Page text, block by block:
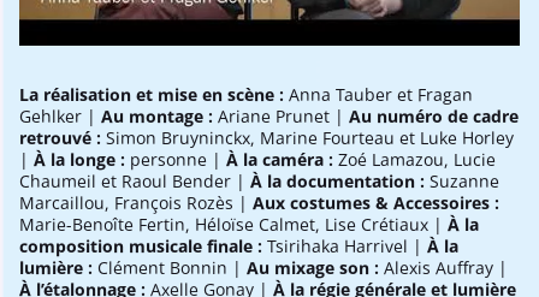
La réalisation et mise en scène : Anna Tauber et Fragan
Gehlker | Au montage : Ariane Prunet | Au numéro de cadre
retrouvé : Simon Bruyninckx, Marine Fourteau et Luke Horley
| À la longe : personne | À la caméra : Zoé Lamazou, Lucie
Chaumeil et Raoul Bender | À la documentation : Suzanne
Marcaillou, François Rozès | Aux costumes & Accessoires :
Marie-Benoîte Fertin, Héloïse Calmet, Lise Crétiaux | À la
composition musicale finale : Tsirihaka Harrivel | À la
lumière : Clément Bonnin | Au mixage son : Alexis Auffray |
À l’étalonnage : Axelle Gonay | À la régie générale et lumière